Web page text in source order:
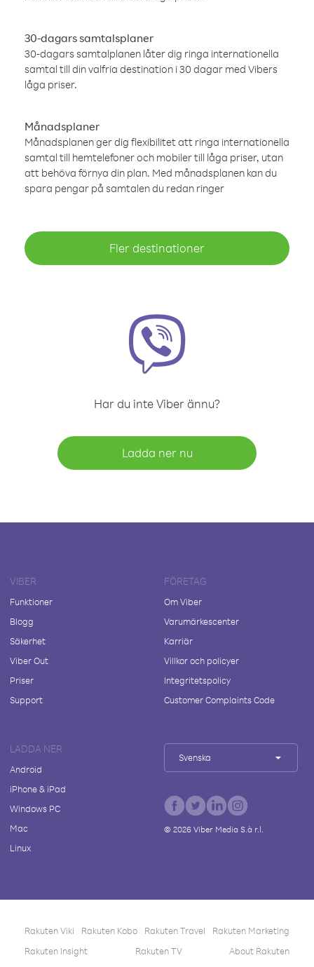
30-dagars samtalsplaner
30-dagars samtalplanen låter dig ringa internationella
samtal till din valfria destination i 30 dagar med Vibers
låga priser.
Månadsplaner
Månadsplanen ger dig flexibilitet att ringa internationella
samtal till hemtelefoner och mobiler till låga priser, utan
att behöva förnya din plan. Med månadsplanen kan du
spara pengar på samtalen du redan ringer
Fler destinationer
Har du inte Viber ännu?
Ladda ner nu
VIBER
Funktioner
Blogg
Säkerhet
Viber Out
Priser
Support
FÖRETAG
Om Viber
Varumärkescenter
Karriär
Villkor och policyer
Integritetspolicy
Customer Complaints Code
LADDA NER
Android
iPhone & iPad
Windows PC
Mac
Linux
Svenska
© 2026Viber Media S.à r.l.
Rakuten Viki Rakuten Kobo Rakuten Travel
Rakuten Marketing
Rakuten Insight
Rakuten TV About Rakuten